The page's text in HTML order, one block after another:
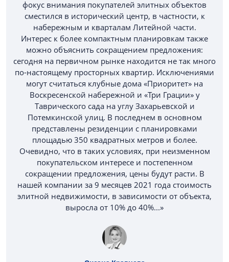
фокус внимания покупателей элитных объектов
сместился в исторический центр, в частности, к
набережным и кварталам Литейной части.
Интерес к более компактным планировкам также
можно объяснить сокращением предложения:
сегодня на первичном рынке находится не так много
по-настоящему просторных квартир. Исключениями
могут считаться клубные дома «Приоритет» на
Воскресенской набережной и «Три Грации» у
Таврического сада на углу Захарьевской и
Потемкинской улиц. В последнем в основном
представлены резиденции с планировками
площадью 350 квадратных метров и более.
Очевидно, что в таких условиях, при неизменном
покупательском интересе и постепенном
сокращении предложения, цены будут расти. В
нашей компании за 9 месяцев 2021 года стоимость
элитной недвижимости, в зависимости от объекта,
выросла от 10% до 40%...»